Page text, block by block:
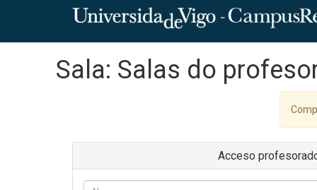
Sala: Salas do
Acceso